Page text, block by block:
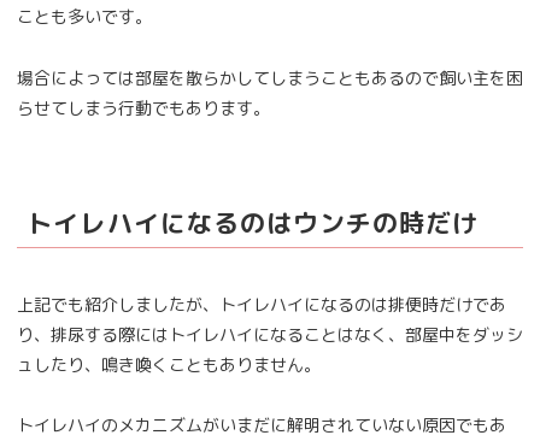
ことも多いです。
場合によっては部屋を散らかしてしまうこともあるので飼い主を困
らせてしまう行動でもあります。
トイレハイになるのはウンチの時だけ
上記でも紹介しましたが、トイレハイになるのは排便時だけであ
り、排尿する際にはトイレハイになることはなく、部屋中をダッシ
ュしたり、鳴き喚くこともありません。
トイレハイのメカニズムがいまだに解明されていない原因でもあ